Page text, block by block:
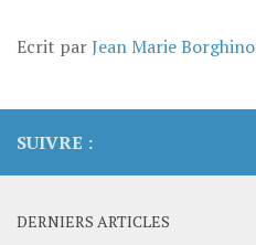
Ecrit parJean Marie Borghino
SUIVRE :
DERNIERS ARTICLES